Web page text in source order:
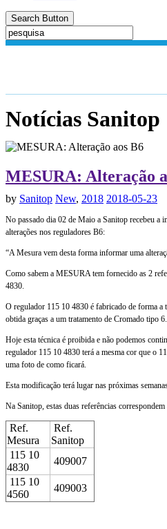
Search Button
Notícias Sanitop
MESURA: Alteração
by Sanitop New, 2018 2018-05-23
No passado dia 02 de Maio a Sanitop recebeu a
alterações nos reguladores B6:
“A Mesura vem desta forma informar uma
Como sabem a MESURA tem fornecido as 2
4830.
O regulador 115 10 4830 é fabricado de forma a
obtida graças a um tratamento de Cromado tipo 6.
Hoje esta técnica é proibida e não podemos
regulador 115 10 4830 terá a mesma cor que o
uma foto de como ficará.
Esta modificação terá lugar nas próximas
Na Sanitop, estas duas referências correspondem
Ref.
Mesura
Ref.
Sanitop
115 10
4830
409007
115 10
4560
409003